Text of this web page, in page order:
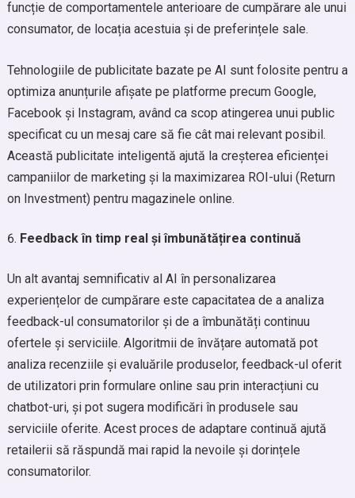
funcție de comportamentele anterioare de cumpărare ale unui
consumator, de locația acestuia și de preferințele sale.
Tehnologiile de publicitate bazate pe AI sunt folosite pentru a
optimiza anunțurile afișate pe platforme precum Google,
Facebook și Instagram, având ca scop atingerea unui public
specificat cu un mesaj care să fie cât mai relevant posibil.
Această publicitate inteligentă ajută la creșterea eficienței
campaniilor de marketing și la maximizarea ROI-ului (Return
on Investment) pentru magazinele online.
Feedback în timp real și îmbunătățirea continuă
Un alt avantaj semnificativ al AI în personalizarea
experiențelor de cumpărare este capacitatea de a analiza
feedback-ul consumatorilor și de a îmbunătăți continuu
ofertele și serviciile. Algoritmii de învățare automată pot
analiza recenziile și evaluările produselor, feedback-ul oferit
de utilizatori prin formulare online sau prin interacțiuni cu
chatbot-uri, și pot sugera modificări în produsele sau
serviciile oferite. Acest proces de adaptare continuă ajută
retailerii să răspundă mai rapid la nevoile și dorințele
consumatorilor.